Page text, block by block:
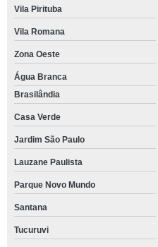
Vila Pirituba
Vila Romana
Zona Oeste
Água Branca
Brasilândia
Casa Verde
Jardim São Paulo
Lauzane Paulista
Parque Novo Mundo
Santana
Tucuruvi